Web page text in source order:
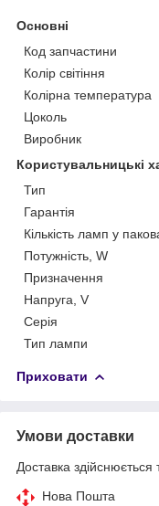
Основні
Код запчастини
Колір світіння
Колірна температура
Цоколь
Виробник
Користувальницькі
Тип
Гарантія
Кількість ламп у
Потужність, W
Призначення
Напруга, V
Серія
Тип лампи
Приховати
Умови доставки
Доставка здійснюється
Нова Пошта